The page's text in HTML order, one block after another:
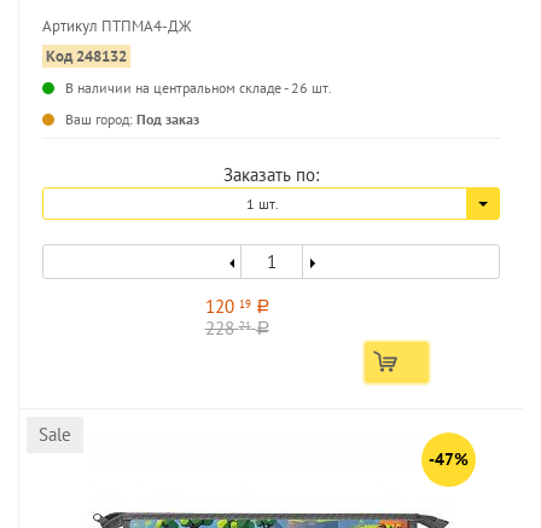
Артикул ПТПМА4-ДЖ
Код 248132
В наличии на центральном складе - 26 шт.
Ваш город: Под заказ
Заказать по:
1 шт.
120 19 a
22821 a
Sale
-47%